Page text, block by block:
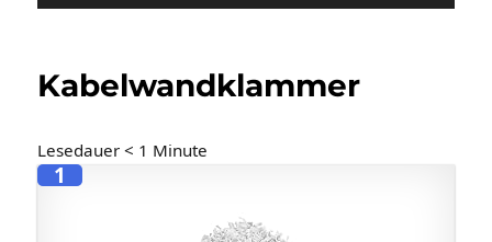
Kabelwandklammer
Lesedauer < 1 Minute
1